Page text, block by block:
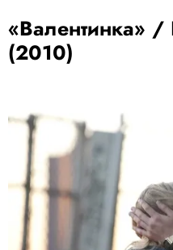
«Валентинка» /
(2010)